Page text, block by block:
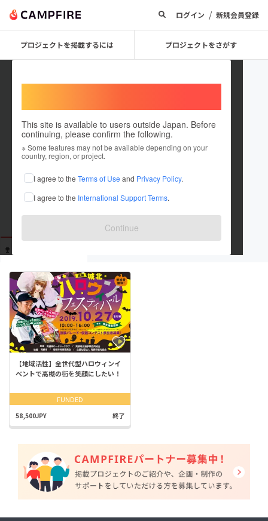
ログイン / 新規会員登録
プロジェクトを掲載するには プロジェクトをさがす
This site is available to users outside Japan. Before
continuing, please confirm the following.
※ Some features may not be available depending on your
country, region, or project.
I agree to the Terms of Use and Privacy Policy.
I agree to the International Support Terms.
Continue
guest69f9e3dad3
出身国：未設定
【地域活性】全世代型ハロウィンイ
ベントで高槻の街を笑顔にしたい！
FUNDED
58,500JPY 終了